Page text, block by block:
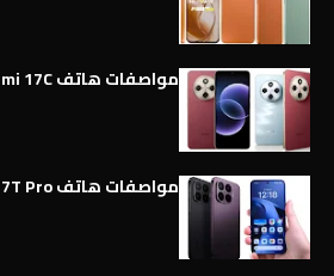
مواصفات هاتف Xiaomi Redmi 17C كاملة
مواصفات هاتف Xiaomi 17T Pro كاملة